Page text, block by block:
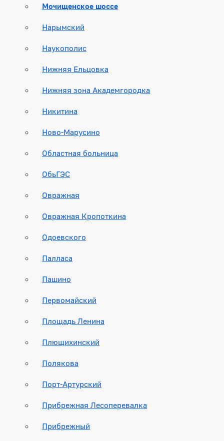
Мочищенское шоссе
Нарымский
Наукополис
Нижняя Ельцовка
Нижняя зона Академгородка
Никитина
Ново-Марусино
Областная больница
ОбьГЭС
Овражная
Овражная Кропоткина
Одоевского
Палласа
Пашино
Первомайский
Площадь Ленина
Плющихинский
Полякова
Порт-Артурский
Прибрежная Лесоперевалка
Прибрежный